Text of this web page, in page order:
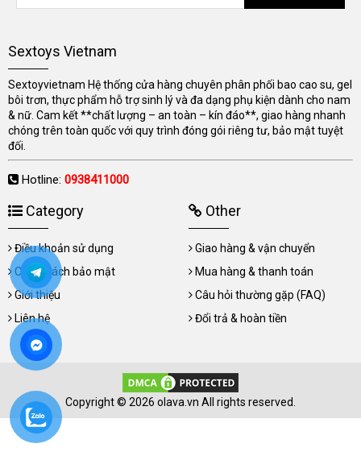
Sextoys Vietnam
Sextoyvietnam Hệ thống cửa hàng chuyên phân phối bao cao su, gel
bôi trơn, thực phẩm hỗ trợ sinh lý và đa dạng phụ kiện dành cho nam
& nữ. Cam kết **chất lượng – an toàn – kín đáo**, giao hàng nhanh
chóng trên toàn quốc với quy trình đóng gói riêng tư, bảo mật tuyệt
đối.
Hotline: 0938411000
Category
Điều khoản sử dụng
Chính sách bảo mật
Giới thiệu
Liên hệ
Other
Giao hàng & vận chuyển
Mua hàng & thanh toán
Câu hỏi thường gặp (FAQ)
Đổi trả & hoàn tiền
Copyright © 2026 olava.vn All rights reserved.